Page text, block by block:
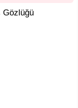
Gözlüğü